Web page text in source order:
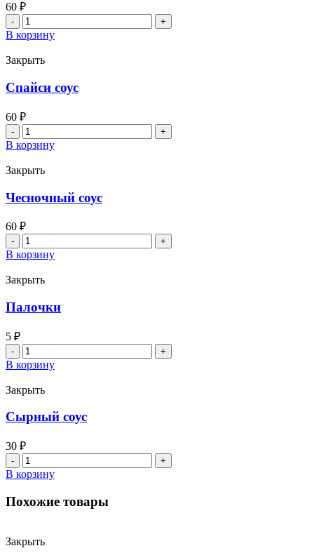
60 ₽
Количество
товара
Ореховый
соус
В корзину
Закрыть
Спайси соус
60 ₽
Количество
товара
Спайси
соус
В корзину
Закрыть
Чесночный соус
60 ₽
Количество
товара
Чесночный
соус
В корзину
Закрыть
Палочки
5 ₽
Количество
товара
Палочки
В корзину
Закрыть
Сырный соус
30 ₽
Количество
товара
Сырный
В корзину
Похожие товары
Закрыть